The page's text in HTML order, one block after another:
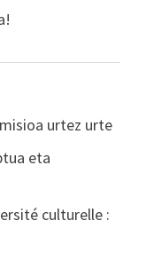
urtez urte
eta
culturelle :